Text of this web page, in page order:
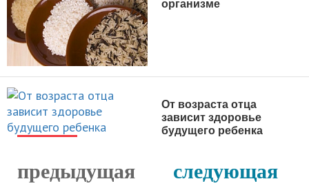
НОВОСТИ
организме
От возраста отца
зависит здоровье
будущего ребенка
предыдущая следующая